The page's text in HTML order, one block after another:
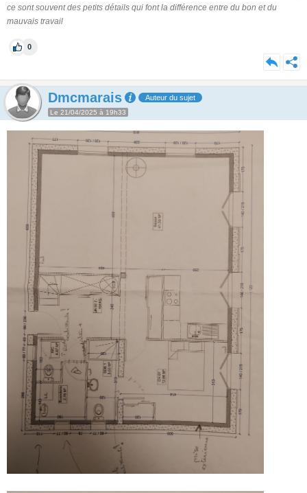
ce sont souvent des petits détails qui font la différence entre du bon et du
mauvais travail
0
Dmcmarais Auteur du sujet
Le 21/04/2025 à 19h33